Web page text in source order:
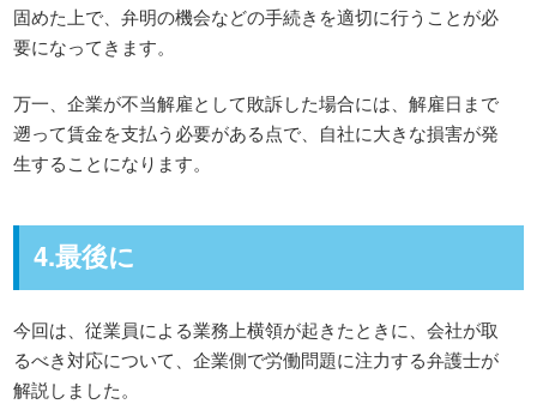
固めた上で、弁明の機会などの手続きを適切に行うことが必
要になってきます。
万一、企業が不当解雇として敗訴した場合には、解雇日まで
遡って賃金を支払う必要がある点で、自社に大きな損害が発
生することになります。
4.最後に
今回は、従業員による業務上横領が起きたときに、会社が取
るべき対応について、企業側で労働問題に注力する弁護士が
解説しました。